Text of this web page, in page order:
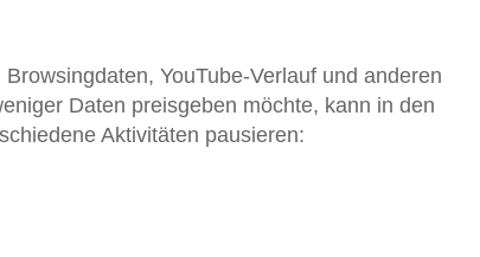
YouTube-Verlauf und anderen
Daten preisgeben möchte, kann in den
Aktivitäten pausieren: